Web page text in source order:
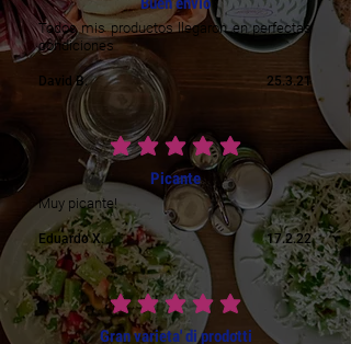
Todos mis productos llegaron en perfectas
condiciones
David B. 25.3.21
average rating is 5 out of 5
Picante
Muy picante!
Eduardo X. 17.2.22
average rating is 5 out of 5
Gran varieta' di prodotti